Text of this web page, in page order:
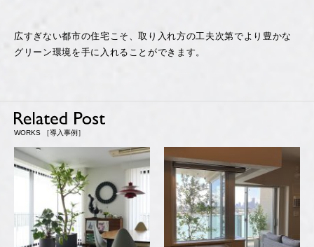
広すぎない都市の住宅こそ、取り入れ方の工夫次第でより豊かな
グリーン環境を手に入れることができます。
WORKS ［導入事例］